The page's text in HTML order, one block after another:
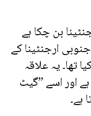
بن چکا ہے
ارجنٹینا کے
تھا۔ یہ علاقہ
ہے اور اسے ”گیٹ
ہے۔